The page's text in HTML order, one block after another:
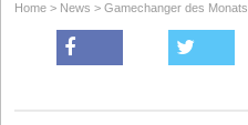
Home > News > Gamechanger des Monats